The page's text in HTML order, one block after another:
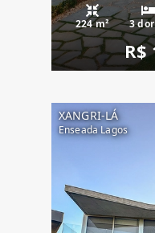
224 m² 3
R$
XANGRI-LÁ
Enseada Lagos